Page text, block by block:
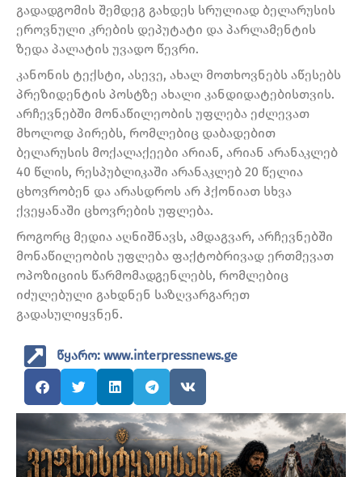
გადადგომის შემდეგ გახდეს სრულიად ბელარუსის
ეროვნული კრების დეპუტატი და პარლამენტის
ზედა პალატის უვადო წევრი.
კანონის ტექსტი, ასევე, ახალ მოთხოვნებს აწესებს
პრეზიდენტის პოსტზე ახალი კანდიდატებისთვის.
არჩევნებში მონაწილეობის უფლება ეძლევათ
მხოლოდ პირებს, რომლებიც დაბადებით
ბელარუსის მოქალაქეები არიან, არიან არანაკლებ
40 წლის, რესპუბლიკაში არანაკლებ 20 წელია
ცხოვრობენ და არასდროს არ ჰქონიათ სხვა
ქვეყანაში ცხოვრების უფლება.
როგორც მედია აღნიშნავს, ამდაგვარ, არჩევნებში
მონაწილეობის უფლება ფაქტობრივად ერთმევათ
ოპოზიციის წარმომადგენლებს, რომლებიც
იძულებული გახდნენ საზღვარგარეთ
გადასულიყვნენ.
წყარო: www.interpressnews.ge